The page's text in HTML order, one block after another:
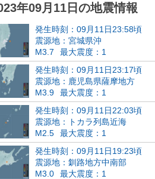
年09月11日の地震情報
発生時刻：09月11日23:58頃
震源地：宮城県沖
M3.7
最大震度：1
発生時刻：09月11日23:17頃
震源地：鹿児島県薩摩地方
M3.9
最大震度：1
発生時刻：09月11日22:03頃
震源地：トカラ列島近海
M2.5
最大震度：1
発生時刻：09月11日19:23頃
震源地：釧路地方中南部
M3.0
最大震度：1